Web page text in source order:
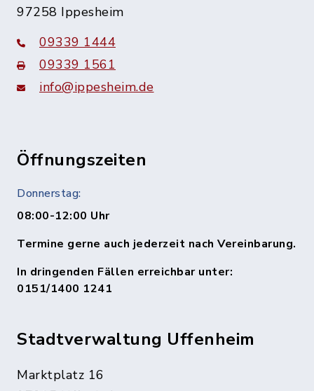
97258 Ippesheim
09339 1444
09339 1561
info@ippesheim.de
Öffnungszeiten
Donnerstag:
08:00-12:00 Uhr
Termine gerne auch jederzeit nach Vereinbarung.
In dringenden Fällen erreichbar unter:
0151/1400 1241
Stadtverwaltung Uffenheim
Marktplatz 16